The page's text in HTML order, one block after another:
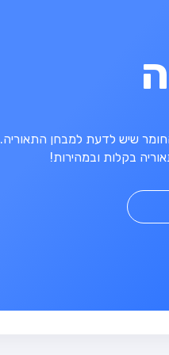
שיש לדעת למבחן התאוריה.
בקלות ובמהירות!